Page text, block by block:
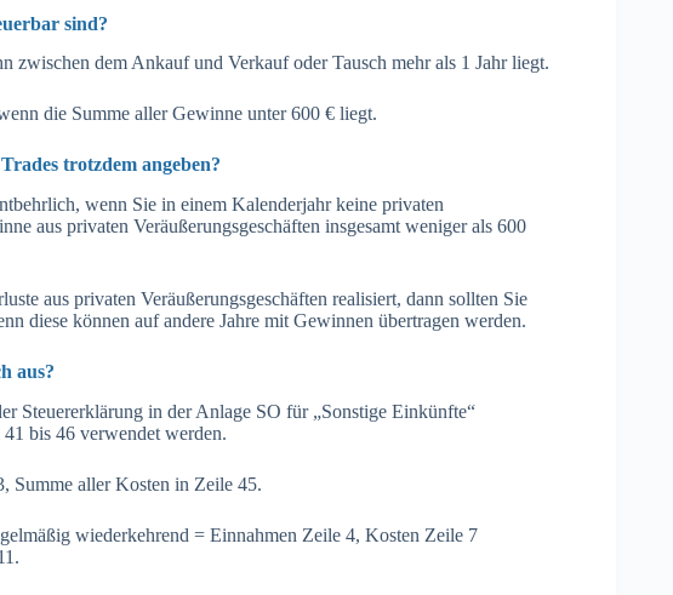
sind?
zwischen dem Ankauf und Verkauf oder Tausch mehr als 1 Jahr liegt.
die Summe aller Gewinne unter 600 € liegt.
trotzdem angeben?
wenn Sie in einem Kalenderjahr keine privaten
aus privaten Veräußerungsgeschäften insgesamt weniger als 600
aus privaten Veräußerungsgeschäften realisiert, dann sollten Sie
diese können auf andere Jahre mit Gewinnen übertragen werden.
aus?
Steuererklärung in der Anlage SO für „Sonstige Einkünfte“
bis 46 verwendet werden.
Summe aller Kosten in Zeile 45.
wiederkehrend = Einnahmen Zeile 4, Kosten Zeile 7